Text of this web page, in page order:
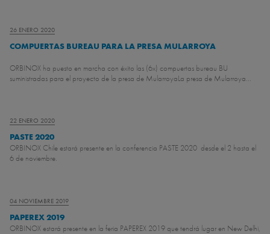
26 ENERO 2020
COMPUERTAS BUREAU PARA LA PRESA MULARROYA
ORBINOX ha puesto en marcha con éxito las (6x) compuertas bureau BU
suministradas para el proyecto de la presa de MularroyaLa presa de Mularroya...
22 ENERO 2020
PASTE 2020
ORBINOX Chile estará presente en la conferencia PASTE 2020 desde el 2 hasta el
6 de noviembre.
04 NOVIEMBRE 2019
PAPEREX 2019
ORBINOX estará presente en la feria PAPEREX 2019 que tendrá lugar en New Delhi,